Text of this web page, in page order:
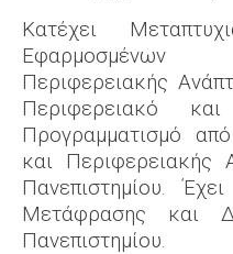
Κατέχει
Εφαρμοσμένων
Περιφερειακής
Περιφερειακό
Προγραμματισμό
και Περιφερειακής
Πανεπιστημίου.
Μετάφρασης και
Πανεπιστημίου.